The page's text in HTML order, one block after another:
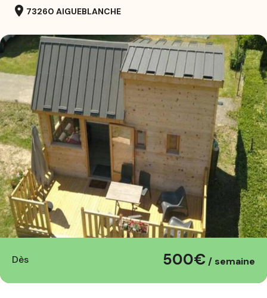
location_on 73260 AIGUEBLANCHE
Dès 500€ / semaine